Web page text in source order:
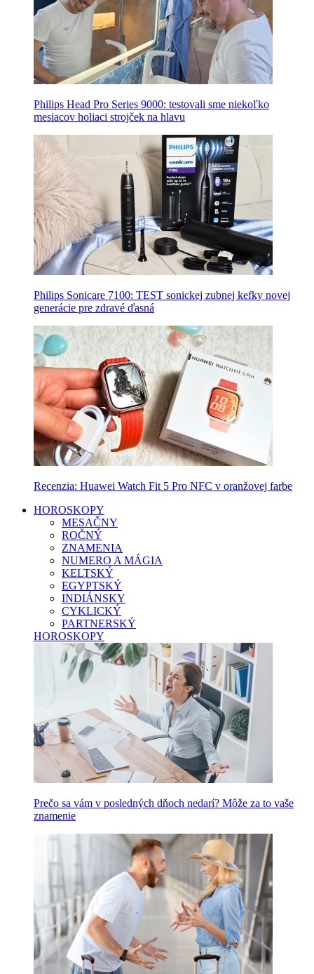
Philips Head Pro Series 9000: testovali sme niekoľko
mesiacov holiaci strojček na hlavu
Philips Sonicare 7100: TEST sonickej zubnej kefky novej
generácie pre zdravé ďasná
Recenzia: Huawei Watch Fit 5 Pro NFC v oranžovej farbe
HOROSKOPY
MESAČNY
ROČNÝ
ZNAMENIA
NUMERO A MÁGIA
KELTSKÝ
EGYPTSKÝ
INDIÁNSKY
CYKLICKÝ
PARTNERSKÝ
HOROSKOPY
Prečo sa vám v posledných dňoch nedarí? Môže za to vaše
znamenie